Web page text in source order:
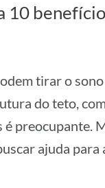
10
tirar o
do teto,
preocupante.
ajuda